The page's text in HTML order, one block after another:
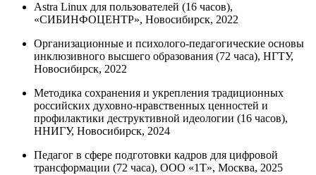
Astra Linux для пользователей (16 часов),
«СИБИНФОЦЕНТР», Новосибирск, 2022
Организационные и психолого-педагогические основы
инклюзивного высшего образования (72 часа), НГТУ,
Новосибирск, 2022
Методика сохранения и укрепления традиционных
российских духовно-нравственных ценностей и
профилактики деструктивной идеологии (16 часов),
ННИГУ, Новосибирск, 2024
Педагог в сфере подготовки кадров для цифровой
трансформации (72 часа), ООО «1Т», Москва, 2025